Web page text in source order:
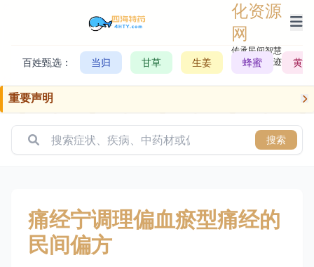
化资源
网
传承民间智慧，
记录历史轨迹
百姓甄选： 当归 甘草 生姜 蜂蜜 黄芪
重要声明
搜索
痛经宁调理偏血瘀型痛经的
民间偏方